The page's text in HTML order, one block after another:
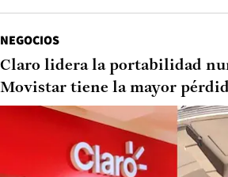
NEGOCIOS
Claro lidera la portabilidad
Movistar tiene la mayor